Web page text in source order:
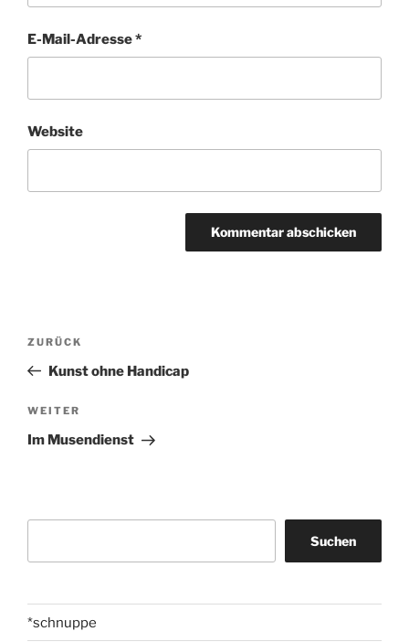
E-Mail-Adresse*
Website
Beitragsnavigation
Vorheriger
Beitrag
ZURÜCK
Kunst ohne Handicap
Nächster
Beitrag
WEITER
Im Musendienst
Suchen
*schnuppe